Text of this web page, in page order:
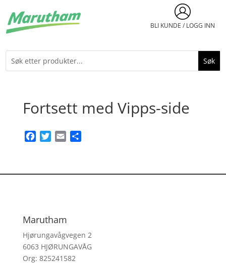
BLI KUNDE / LOGG INN
Fortsett med Vipps-side
FacebookTwitter
Email
Marutham
Hjørungavågvegen 2
6063 HJØRUNGAVÅG
Org: 825241582